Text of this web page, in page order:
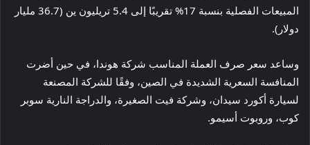
المبيعات الفصلية بنسبة 17% تقريبًا إلى 5.4 تريليون ين (36.7 مليار
دولار).
وساعد سعر صرف العملة المناسب شركة هوندا، في حين أضرت
المنافسة السعرية الشديدة في الصين، وفقًا للشركة المصنعة
لسيارة أكورد سيدان، وشركة فيت الصغيرة، والدراجة النارية سوبر
كوب، وروبوت أسيمو.